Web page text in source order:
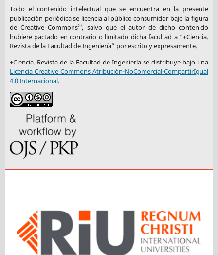
Todo el contenido intelectual que se encuentra en la presente
publicación periódica se licencia al público consumidor bajo la figura
de Creative Commons©, salvo que el autor de dicho contenido
hubiere pactado en contrario o limitado dicha facultad a “+Ciencia.
Revista de la Facultad de Ingeniería” por escrito y expresamente.
+Ciencia. Revista de la Facultad de Ingeniería se distribuye bajo una
Licencia Creative Commons Atribución-NoComercial-CompartirIgual
4.0 Internacional.